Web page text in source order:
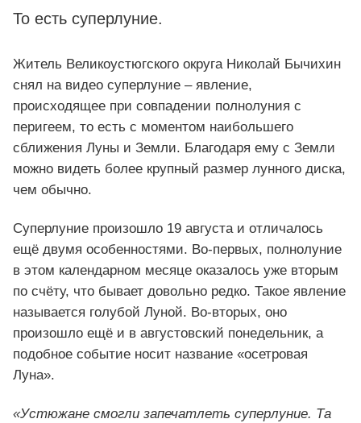
То есть суперлуние.
Житель Великоустюгского округа Николай Бычихин
снял на видео суперлуние – явление,
происходящее при совпадении полнолуния с
перигеем, то есть с моментом наибольшего
сближения Луны и Земли. Благодаря ему с Земли
можно видеть более крупный размер лунного диска,
чем обычно.
Суперлуние произошло 19 августа и отличалось
ещё двумя особенностями. Во-первых, полнолуние
в этом календарном месяце оказалось уже вторым
по счёту, что бывает довольно редко. Такое явление
называется голубой Луной. Во-вторых, оно
произошло ещё и в августовский понедельник, а
подобное событие носит название «осетровая
Луна».
«Устюжане смогли запечатлеть суперлуние. Та